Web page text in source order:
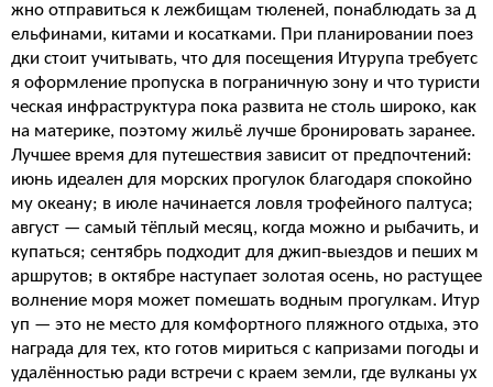
жно отправиться к лежбищам тюленей, понаблюдать за д
ельфинами, китами и косатками. При планировании поез
дки стоит учитывать, что для посещения Итурупа требуетс
я оформление пропуска в пограничную зону и что туристи
ческая инфраструктура пока развита не столь широко, как
на материке, поэтому жильё лучше бронировать заранее.
Лучшее время для путешествия зависит от предпочтений:
июнь идеален для морских прогулок благодаря спокойно
му океану; в июле начинается ловля трофейного палтуса;
август — самый тёплый месяц, когда можно и рыбачить, и
купаться; сентябрь подходит для джип-выездов и пеших м
аршрутов; в октябре наступает золотая осень, но растущее
волнение моря может помешать водным прогулкам. Итур
уп — это не место для комфортного пляжного отдыха, это
награда для тех, кто готов мириться с капризами погоды и
удалённостью ради встречи с краем земли, где вулканы ух